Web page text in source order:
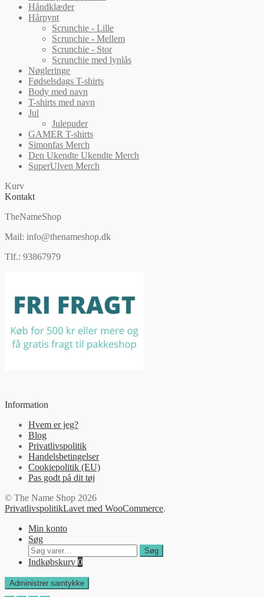
Håndklæder
Hårpynt
Scrunchie - Lille
Scrunchie - Mellem
Scrunchie - Stor
Scrunchie med lynlås
Nøgleringe
Fødselsdags T-shirts
Body med navn
T-shirts med navn
Jul
Julepuder
GAMER T-shirts
Simonfas Merch
Den Ukendte Ukendte Merch
SuperUlven Merch
Kurv
Kontakt
TheNameShop
Mail: info@thenameshop.dk
Tlf.: 93867979
Information
Hvem er jeg?
Blog
Privatlivspolitik
Handelsbetingelser
Cookiepolitik (EU)
Pas godt på dit tøj
© The Name Shop 2026
PrivatlivspolitikLavet med WooCommerce.
Min konto
Søg
Søg
efter:
Søg
Indkøbskurv 0
Administrer samtykke